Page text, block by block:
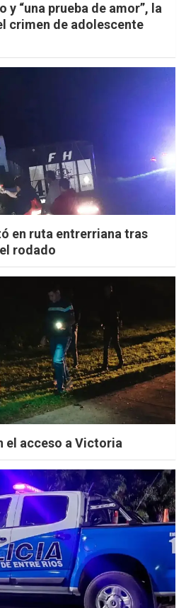
y “una prueba de amor”, la
crimen de adolescente
en ruta entrerriana tras
rodado
el acceso a Victoria